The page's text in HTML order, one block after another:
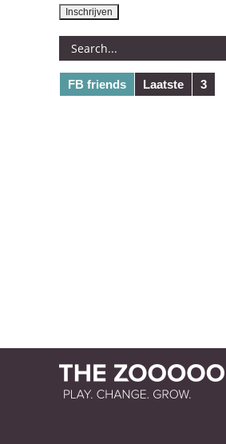
FB friends Laatste 3